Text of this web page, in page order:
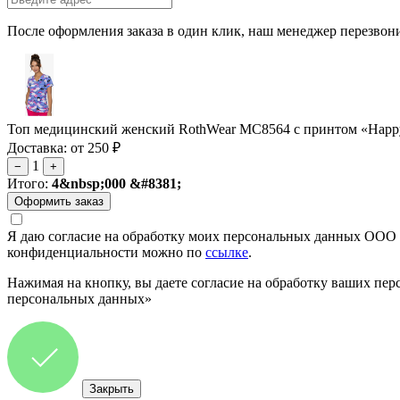
После оформления заказа в один клик, наш менеджер
Топ медицинский женский RothWear MC8564 с принтом
Доставка: от 250 ₽
− 1 +
Итого: 4&nbsp;000 &#8381;
Я даю согласие на обработку моих персональных данных
конфиденциальности можно по ссылке.
Нажимая на кнопку, вы даете согласие на обработку ваших
персональных данных»
Закрыть